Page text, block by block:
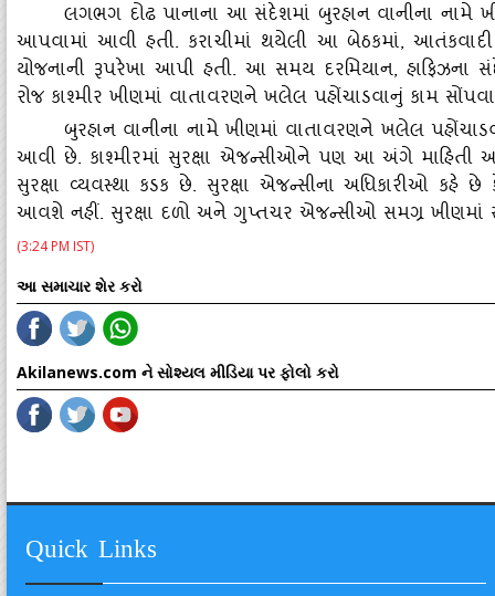
લગભગ દોઢ પાનાના આ સંદેશમાં બુરહાન વાનીના નામે
આપવામાં આવી હતી. કરાચીમાં થયેલી આ બેઠકમાં,
યોજનાની રૂપરેખા આપી હતી. આ સમય દરમિયાન, હાફિઝના
રોજ કાશ્‍મીર ખીણમાં વાતાવરણને ખલેલ પહોંચાડવાનું કામ
બુરહાન વાનીના નામે ખીણમાં વાતાવરણને ખલેલ
આવી છે. કાશ્‍મીરમાં સુરક્ષા એજન્‍સીઓને પણ આ અંગે માહિતી
સુરક્ષા વ્‍યવસ્‍થા કડક છે. સુરક્ષા એજન્‍સીના અધિકારીઓ કહે છે
આવશે નહીં. સુરક્ષા દળો અને ગુપ્તચર એજન્‍સીઓ સમગ્ર ખીણમાં
(3:24 PM IST)
આ સમાચાર શેર કરો
Akilanews.com ને સોશ્યલ મીડિયા પર ફોલો કરો
Quick Links